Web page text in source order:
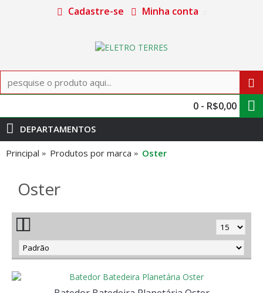
Cadastre-se Minha conta
0 - R$0,00
DEPARTAMENTOS
Principal Produtos por marca Oster
Oster